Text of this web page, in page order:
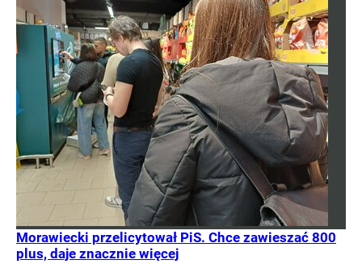
Morawiecki przelicytował PiS. Chce zawieszać 800
plus, daje znacznie więcej